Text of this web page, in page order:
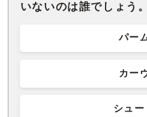
いないのは誰でしょう。
パー
カー
シュー